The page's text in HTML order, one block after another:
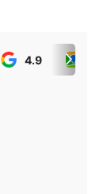
4.9